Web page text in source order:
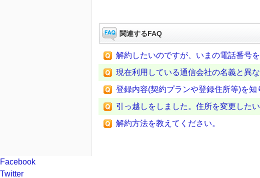
関連するFAQ
解約したいのですが、いまの電話番号
現在利用している通信会社の名義と異
登録内容(契約プランや登録住所等)を知
引っ越しをしました。住所を変更した
解約方法を教えてください。
Facebook
Twitter